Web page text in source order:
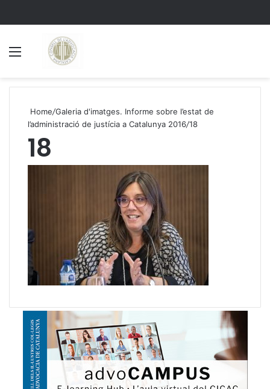
Home/Galeria d'imatges. Informe sobre l’estat de
l’administració de justícia a Catalunya 2016/18
18